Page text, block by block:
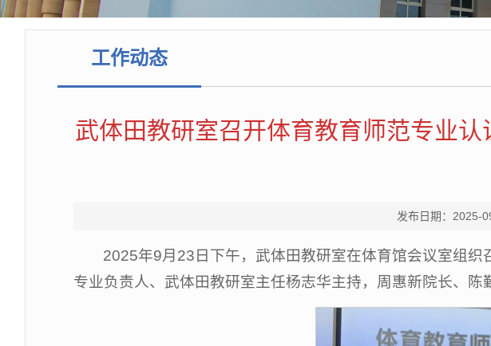
工作动态
武体田教研室召开体育教育师范专业
发布日期：
2025年9月23日下午，武体田教研室在体育馆会议室组
专业负责人、武体田教研室主任杨志华主持，周惠新院长、